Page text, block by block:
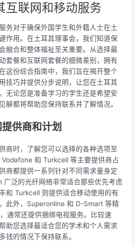
互联网和移动服务
务对于确保外国学生和外籍人士在土
作用。在土耳其理事会，我们知道保
融合和整体福祉至关重要。从选择最
套餐和互联网套餐的细微差别，拥有
这份综合指南中，我们旨在揭开整个
技巧并提供分步说明，让您在土耳其
无论您是准备学习的学生还是希望安
解都将帮助您保持联系并了解情况。
供商和计划
商时，了解您可以选择的各种选项至
和 Turkcell 等主要提供商占
商都提供一系列针对不同需求量身定
广泛的光纤网络非常适合那些优先考虑
和 Turkcell 则提供适合移动使用的有
此外，Superonline 和 D-Smart 等精
通常还提供捆绑电视服务。比较速
助您选择最适合您的学术和个人需求
钱的情况下保持联系。